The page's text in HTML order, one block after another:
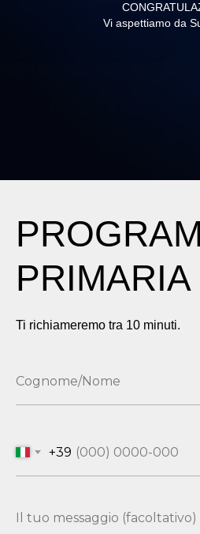
Vi aspettiamo da
PRIMARIA
Ti richiameremo tra 10 minuti.
+39